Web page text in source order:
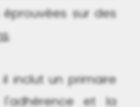
sur des
.
inclut un primaire
et la